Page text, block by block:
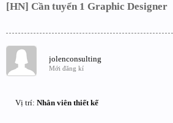
[HN] Cần tuyển 1 Graphic Designer
jolenconsulting
Mới đăng kí
Vị trí: Nhân viên thiết kế